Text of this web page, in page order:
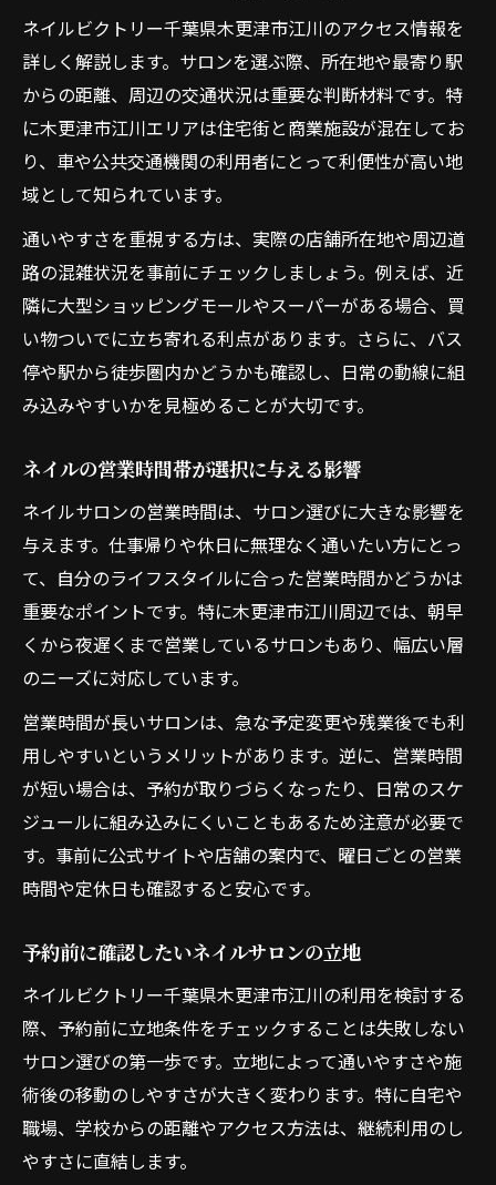
ネイルビクトリー千葉県木更津市江川のアクセス情報を
詳しく解説します。サロンを選ぶ際、所在地や最寄り駅
からの距離、周辺の交通状況は重要な判断材料です。特
に木更津市江川エリアは住宅街と商業施設が混在してお
り、車や公共交通機関の利用者にとって利便性が高い地
域として知られています。
通いやすさを重視する方は、実際の店舗所在地や周辺道
路の混雑状況を事前にチェックしましょう。例えば、近
隣に大型ショッピングモールやスーパーがある場合、買
い物ついでに立ち寄れる利点があります。さらに、バス
停や駅から徒歩圏内かどうかも確認し、日常の動線に組
み込みやすいかを見極めることが大切です。
ネイルの営業時間帯が選択に与える影響
ネイルサロンの営業時間は、サロン選びに大きな影響を
与えます。仕事帰りや休日に無理なく通いたい方にとっ
て、自分のライフスタイルに合った営業時間かどうかは
重要なポイントです。特に木更津市江川周辺では、朝早
くから夜遅くまで営業しているサロンもあり、幅広い層
のニーズに対応しています。
営業時間が長いサロンは、急な予定変更や残業後でも利
用しやすいというメリットがあります。逆に、営業時間
が短い場合は、予約が取りづらくなったり、日常のスケ
ジュールに組み込みにくいこともあるため注意が必要で
す。事前に公式サイトや店舗の案内で、曜日ごとの営業
時間や定休日も確認すると安心です。
予約前に確認したいネイルサロンの立地
ネイルビクトリー千葉県木更津市江川の利用を検討する
際、予約前に立地条件をチェックすることは失敗しない
サロン選びの第一歩です。立地によって通いやすさや施
術後の移動のしやすさが大きく変わります。特に自宅や
職場、学校からの距離やアクセス方法は、継続利用のし
やすさに直結します。